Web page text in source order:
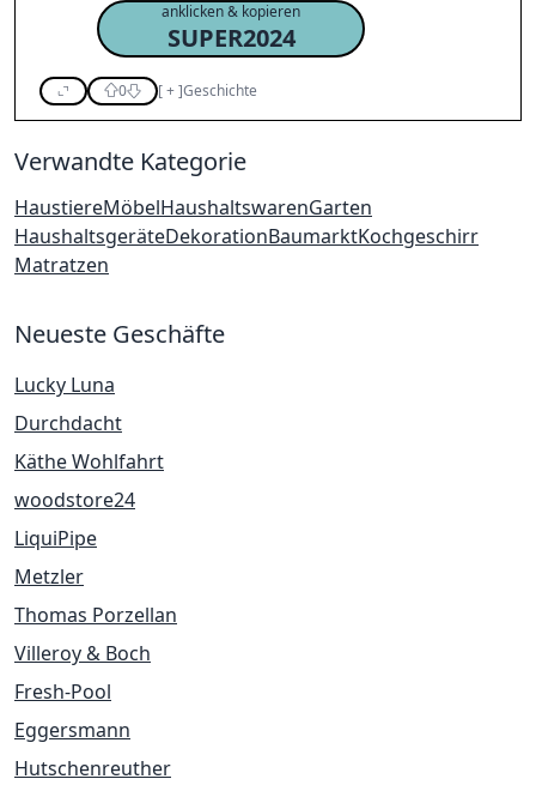
anklicken & kopieren
SUPER2024
0 [+]Geschichte
Verwandte Kategorie
HaustiereMöbelHaushaltswarenGarten
HaushaltsgeräteDekorationBaumarktKochgeschirr
Matratzen
Neueste Geschäfte
Lucky Luna
Durchdacht
Käthe Wohlfahrt
woodstore24
LiquiPipe
Metzler
Thomas Porzellan
Villeroy & Boch
Fresh-Pool
Eggersmann
Hutschenreuther